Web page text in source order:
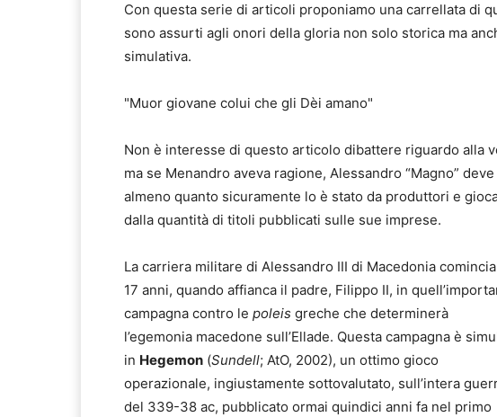
Con questa serie di articoli proponiamo una carrellata di
sono assurti agli onori della gloria non solo storica ma
simulativa.
"Muor giovane colui che gli Dèi amano"
Non è interesse di questo articolo dibattere riguardo alla
ma se Menandro aveva ragione, Alessandro “Magno”
almeno quanto sicuramente lo è stato da produttori e
dalla quantità di titoli pubblicati sulle sue imprese.
La carriera militare di Alessandro III di Macedonia
17 anni, quando affianca il padre, Filippo II, in
campagna contro le poleis greche che determinerà
l’egemonia macedone sull’Ellade. Questa campagna è
in Hegemon (Sundell; AtO, 2002), un ottimo gioco
operazionale, ingiustamente sottovalutato, sull’intera
del 339-38 ac, pubblicato ormai quindici anni fa nel primo